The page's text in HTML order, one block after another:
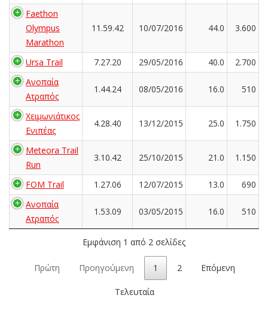
Faethon
Olympus
Marathon
11.59.42 10/07/2016 44.0 3.600
Ursa Trail 7.27.20 29/05/2016 40.0
2.700
Ανοπαία
Ατραπός
1.44.24 08/05/2016 16.0 510
Χειμωνιάτικος
Ενιπέας
4.28.40 13/12/2015 25.0 1.750
Meteora Trail
Run
3.10.42 25/10/2015 21.0 1.150
FOM Trail 1.27.06 12/07/2015 13.0
690
Ανοπαία
Ατραπός
1.53.09 03/05/2015 16.0 510
Εμφάνιση 1 από 2 σελίδες
Πρώτη Προηγούμενη 1 2 Επόμενη
Τελευταία